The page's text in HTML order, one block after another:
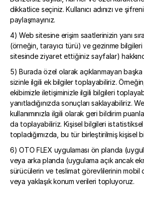
dikkatlice seçiniz. Kullanıcı adınızı ve
paylaşmayınız.
4) Web sitesine erişim saatlerinizin yanı
(örneğin, tarayıcı türü) ve gezinme
sitesinde ziyaret ettiğiniz sayfalar)
5) Burada özel olarak açıklanmayan
sizinle ilgili ek bilgiler toplayabiliriz.
ekibimizle iletişiminizle ilgili bilgileri
yanıtladığınızda sonuçları saklayabiliriz.
kullanımınızla ilgili olarak geri bildirim
da toplayabiliriz. Kişisel bilgileri istatistiksel
topladığımızda, bu tür birleştirilmiş kişisel
6) OTO FLEX uygulaması ön planda
veya arka planda (uygulama açık ancak
sürücülerin ve teslimat görevlilerinin mobil
veya yaklaşık konum verileri topluyoruz.